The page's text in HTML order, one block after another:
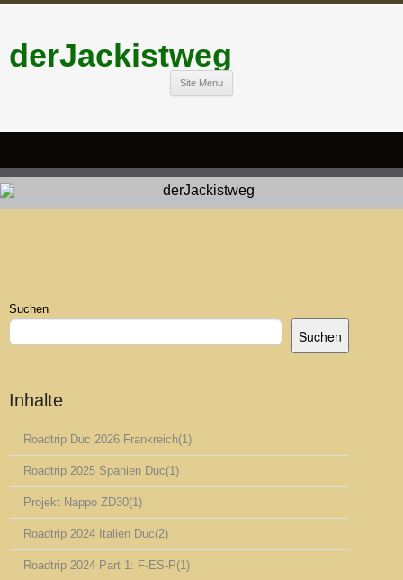
derJackistweg
Site Menu
Suchen
Suchen
Inhalte
Roadtrip Duc 2026 Frankreich(1)
Roadtrip 2025 Spanien Duc(1)
Projekt Nappo ZD30(1)
Roadtrip 2024 Italien Duc(2)
Roadtrip 2024 Part 1: F-ES-P(1)